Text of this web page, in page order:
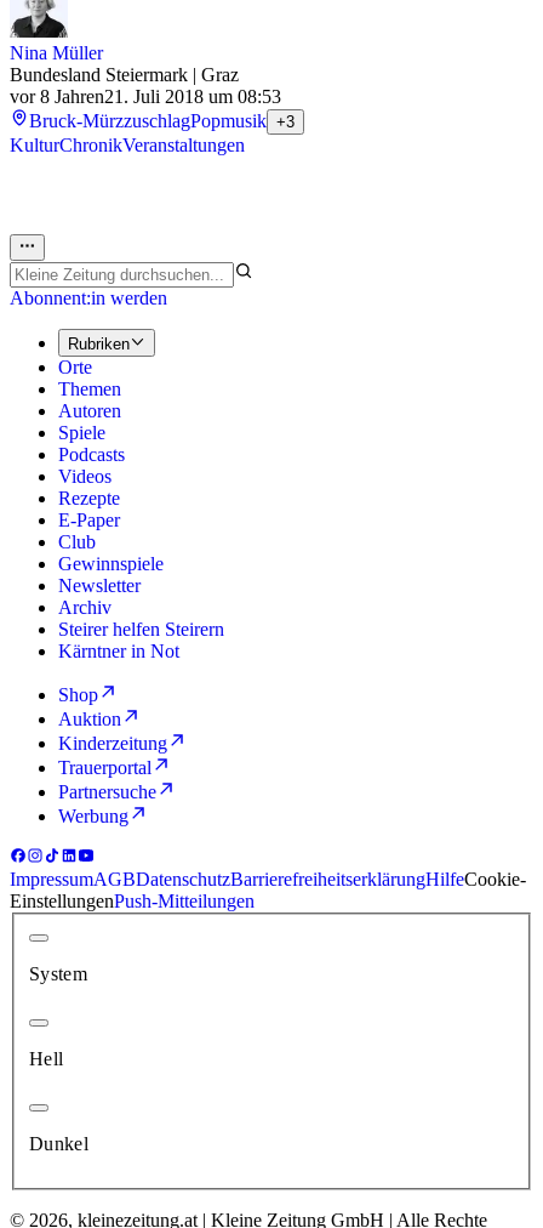
Nina Müller
Bundesland Steiermark | Graz
vor 8 Jahren21. Juli 2018 um 08:53
Bruck-MürzzuschlagPopmusik +3
KulturChronikVeranstaltungen
Abonnent:in werden
Rubriken
Orte
Themen
Autoren
Spiele
Podcasts
Videos
Rezepte
E-Paper
Club
Gewinnspiele
Newsletter
Archiv
Steirer helfen Steirern
Kärntner in Not
Shop
Auktion
Kinderzeitung
Trauerportal
Partnersuche
Werbung
ImpressumAGBDatenschutzBarrierefreiheitserklärungHilfeCookie-
EinstellungenPush-Mitteilungen
System
Hell
Dunkel
© 2026, kleinezeitung.at | Kleine Zeitung GmbH | Alle Rechte